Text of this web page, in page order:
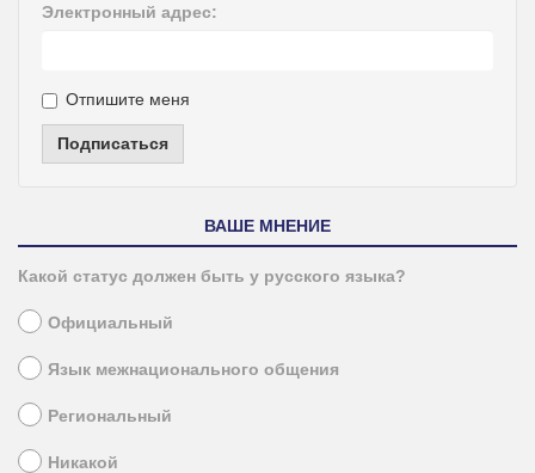
Электронный адрес:
Отпишите меня
Подписаться
ВАШЕ МНЕНИЕ
Какой статус должен быть у русского языка?
Официальный
Язык межнационального общения
Региональный
Никакой